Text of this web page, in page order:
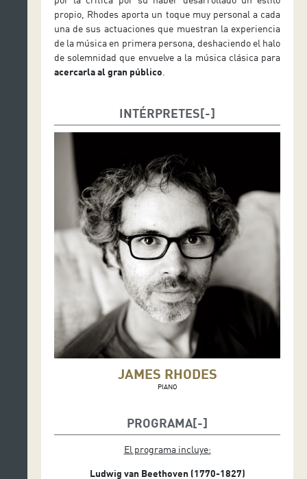
propio, Rhodes aporta un toque muy personal a cada
una de sus actuaciones que muestran la experiencia
de la música en primera persona, deshaciendo el halo
de solemnidad que envuelve a la música clásica para
acercarla al gran público
INTÉRPRETES
JAMES RHODES
PIANO
PROGRAMA
El programa incluye:
Ludwig van Beethoven (1770-1827)